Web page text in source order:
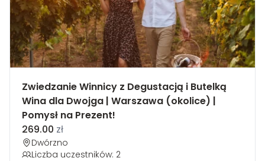
Zwiedzanie Winnicy z Degustacją i Butelką
Wina dla Dwojga | Warszawa (okolice) |
Pomysł na Prezent!
269.00 zł
Dwórzno
Liczba uczestników: 2